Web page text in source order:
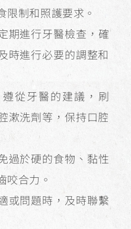
限制和照護要求。
期進行牙醫檢查，確
時進行必要的調整和
遵從牙醫的建議，刷
漱洗劑等，保持口腔
過於硬的食物、黏性
咬合力。
或問題時，及時聯繫